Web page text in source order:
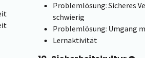
Problemlösung: Sicheres
schwierig
Problemlösung: Umgang
Lernaktivität